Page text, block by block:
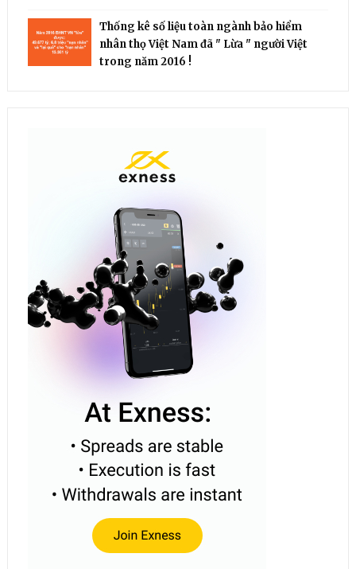
Thống kê số liệu toàn ngành bảo hiểm
nhân thọ Việt Nam đã " Lừa " người Việt
trong năm 2016 !